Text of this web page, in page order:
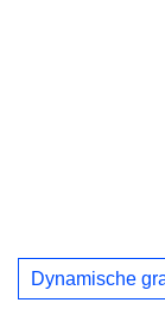
Dynamische